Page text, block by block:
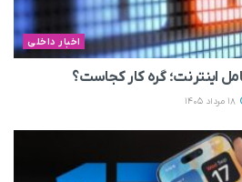
اخبار داخلی
اینترنت؛ گره کار کجاست؟